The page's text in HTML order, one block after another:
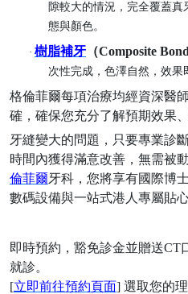
隙較大的情況，完全覆蓋
態與顏色。
· 樹脂補牙 （Composite
次性完成，色澤自然，效果
格倫菲爾每項治療均經資深醫
確，確保您充分了解預期效果
牙縫變大的問題，只要專業診
時間內獲得滿意改善，無需被
倫菲爾牙科，您將享有國際博士
數碼設備與一站式港人專屬貼心
即時預約，豁免診金並贈送CT
就診。
[立即前往預約頁面] 選取您的